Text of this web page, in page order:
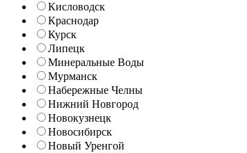
Кисловодск
Краснодар
Курск
Липецк
Минеральные Воды
Мурманск
Набережные Челны
Нижний Новгород
Новокузнецк
Новосибирск
Новый Уренгой